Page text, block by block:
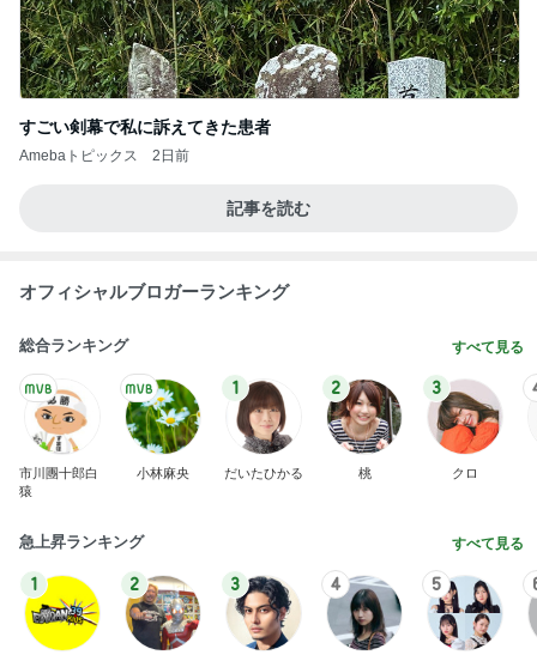
すごい剣幕で私に訴えてきた患者
Amebaトピックス 2日前
記事を読む
オフィシャルブロガーランキング
総合ランキング すべて見る
市川團十郎白
猿
小林麻央
1
だいたひかる
2
桃
3
クロ
急上昇ランキング すべて見る
1 2 3 4 5